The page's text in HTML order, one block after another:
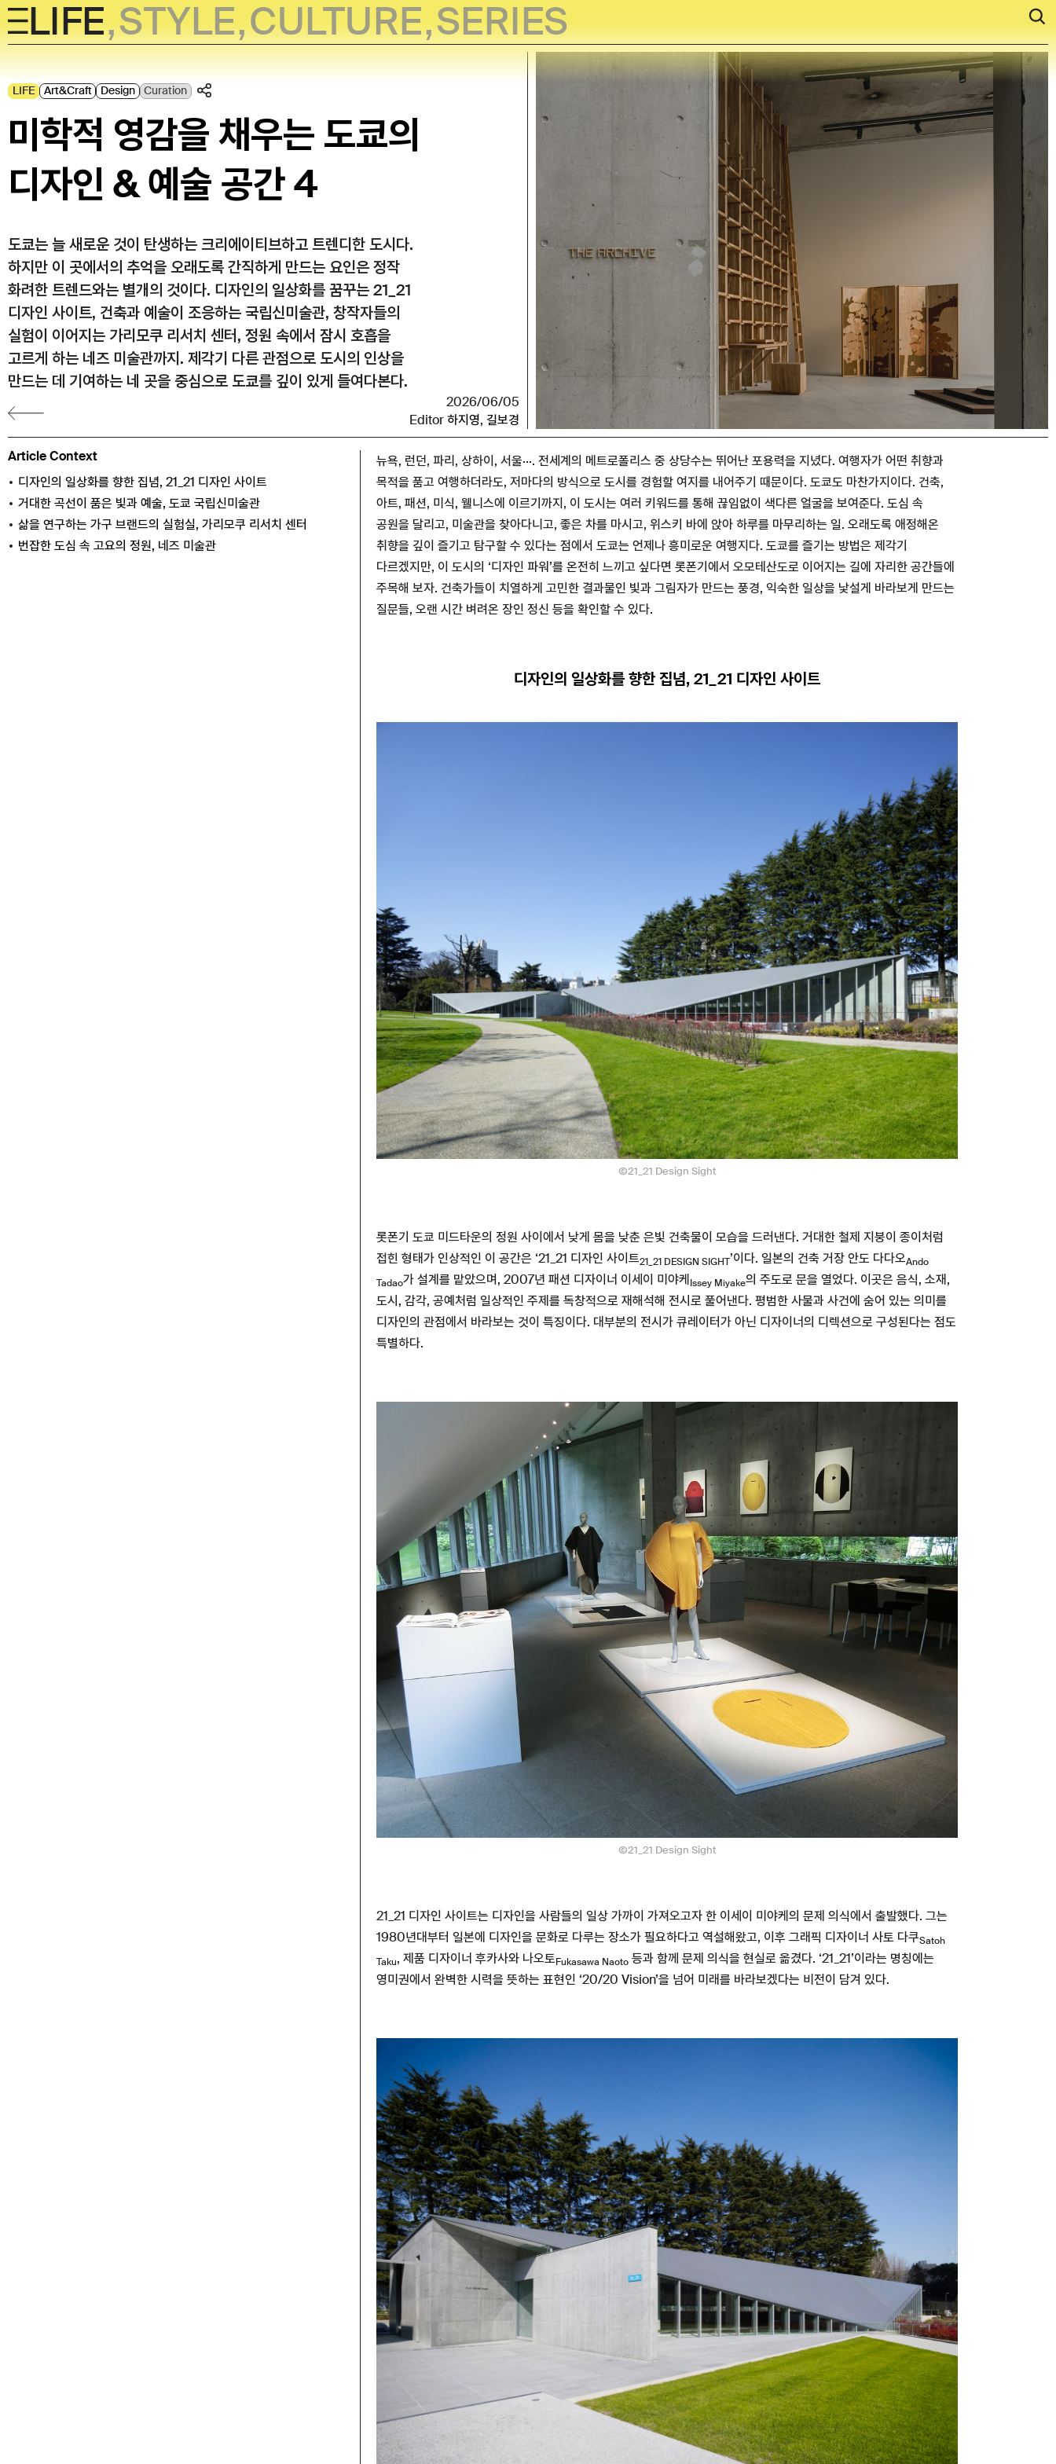
Skip
to
content
LIFE,STYLE,CULTURE,SERIES
LIFE Art&Craft Design Curation
미학적 영감을 채우는 도쿄의
디자인 & 예술 공간 4
도쿄는 늘 새로운 것이 탄생하는 크리에이티브하고 트렌디한 도시다.
하지만 이 곳에서의 추억을 오래도록 간직하게 만드는 요인은 정작
화려한 트렌드와는 별개의 것이다. 디자인의 일상화를 꿈꾸는 21_21
디자인 사이트, 건축과 예술이 조응하는 국립신미술관, 창작자들의
실험이 이어지는 가리모쿠 리서치 센터, 정원 속에서 잠시 호흡을
고르게 하는 네즈 미술관까지. 제각기 다른 관점으로 도시의 인상을
만드는 데 기여하는 네 곳을 중심으로 도쿄를 깊이 있게 들여다본다.
2026/06/05
Editor하지영, 길보경
Article Context
디자인의 일상화를 향한 집념, 21_21 디자인 사이트
거대한 곡선이 품은 빛과 예술, 도쿄 국립신미술관
삶을 연구하는 가구 브랜드의 실험실, 가리모쿠 리서치 센터
번잡한 도심 속 고요의 정원, 네즈 미술관
뉴욕, 런던, 파리, 상하이, 서울···. 전세계의 메트로폴리스 중 상당수는 뛰어난 포용력을 지녔다. 여행자가 어떤 취향과
목적을 품고 여행하더라도, 저마다의 방식으로 도시를 경험할 여지를 내어주기 때문이다. 도쿄도 마찬가지이다. 건축,
아트, 패션, 미식, 웰니스에 이르기까지, 이 도시는 여러 키워드를 통해 끊임없이 색다른 얼굴을 보여준다. 도심 속
공원을 달리고, 미술관을 찾아다니고, 좋은 차를 마시고, 위스키 바에 앉아 하루를 마무리하는 일. 오래도록 애정해온
취향을 깊이 즐기고 탐구할 수 있다는 점에서 도쿄는 언제나 흥미로운 여행지다. 도쿄를 즐기는 방법은 제각기
다르겠지만, 이 도시의 ‘디자인 파워’를 온전히 느끼고 싶다면 롯폰기에서 오모테산도로 이어지는 길에 자리한 공간들에
주목해 보자. 건축가들이 치열하게 고민한 결과물인 빛과 그림자가 만드는 풍경, 익숙한 일상을 낯설게 바라보게 만드는
질문들, 오랜 시간 벼려온 장인 정신 등을 확인할 수 있다.
디자인의 일상화를 향한 집념, 21_21 디자인 사이트
Ⓒ21_21 Design Sight
롯폰기 도쿄 미드타운의 정원 사이에서 낮게 몸을 낮춘 은빛 건축물이 모습을 드러낸다. 거대한 철제 지붕이 종이처럼
접힌 형태가 인상적인 이 공간은 ‘21_21 디자인 사이트21_21 DESIGN SIGHT’이다. 일본의 건축 거장 안도 다다오Ando
Tadao가 설계를 맡았으며, 2007년 패션 디자이너 이세이 미야케 Issey Miyake의 주도로 문을 열었다. 이곳은 음식, 소재,
도시, 감각, 공예처럼 일상적인 주제를 독창적으로 재해석해 전시로 풀어낸다. 평범한 사물과 사건에 숨어 있는 의미를
디자인의 관점에서 바라보는 것이 특징이다. 대부분의 전시가 큐레이터가 아닌 디자이너의 디렉션으로 구성된다는 점도
특별하다.
Ⓒ21_21 Design Sight
21_21 디자인 사이트는 디자인을 사람들의 일상 가까이 가져오고자 한 이세이 미야케의 문제 의식에서 출발했다. 그는
1980년대부터 일본에 디자인을 문화로 다루는 장소가 필요하다고 역설해왔고, 이후 그래픽 디자이너 사토 다쿠Satoh
Taku, 제품 디자이너 후카사와 나오토Fukasawa Naoto 등과 함께 문제 의식을 현실로 옮겼다. ‘21_21’이라는 명칭에는
영미권에서 완벽한 시력을 뜻하는 표현인 ‘20/20 Vision’을 넘어 미래를 바라보겠다는 비전이 담겨 있다.